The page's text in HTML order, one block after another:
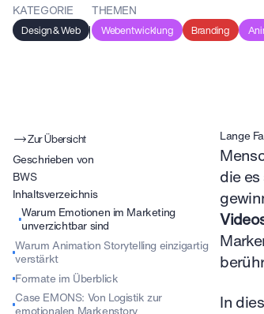
KATEGORIE
Design & Web
THEMEN
Webentwicklung Branding
Zur Übersicht
Geschrieben von
BWS
Inhaltsverzeichnis
Warum Emotionen im Marketing
unverzichtbar sind
Warum Animation Storytelling einzigartig
verstärkt
Formate im Überblick
Case EMONS: Von Logistik zur
Lange
die
In